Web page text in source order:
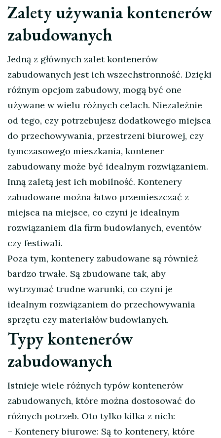
Zalety używania kontenerów
zabudowanych
Jedną z głównych zalet kontenerów
zabudowanych jest ich wszechstronność. Dzięki
różnym opcjom zabudowy, mogą być one
używane w wielu różnych celach. Niezależnie
od tego, czy potrzebujesz dodatkowego miejsca
do przechowywania, przestrzeni biurowej, czy
tymczasowego mieszkania, kontener
zabudowany może być idealnym rozwiązaniem.
Inną zaletą jest ich mobilność. Kontenery
zabudowane można łatwo przemieszczać z
miejsca na miejsce, co czyni je idealnym
rozwiązaniem dla firm budowlanych, eventów
czy festiwali.
Poza tym, kontenery zabudowane są również
bardzo trwałe. Są zbudowane tak, aby
wytrzymać trudne warunki, co czyni je
idealnym rozwiązaniem do przechowywania
sprzętu czy materiałów budowlanych.
Typy kontenerów
zabudowanych
Istnieje wiele różnych typów kontenerów
zabudowanych, które można dostosować do
różnych potrzeb. Oto tylko kilka z nich:
– Kontenery biurowe: Są to kontenery, które